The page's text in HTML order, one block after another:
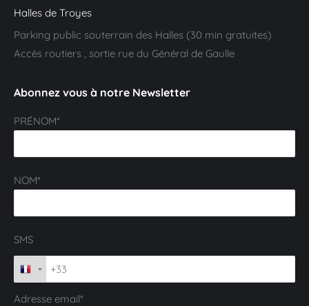
Halles de Troyes
Parking public souterrain des Halles (30 min gratuites)
Accès routiers , sortie rue du Général de Gaulle
Abonnez vous à notre Newsletter
PRÉNOM*
NOM*
SMS
Adresse email*